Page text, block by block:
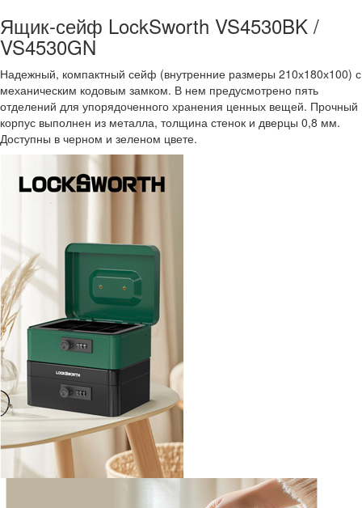
Ящик-сейф LockSworth VS4530BK /
VS4530GN
Надежный, компактный сейф (внутренние размеры 210х180х100) с
механическим кодовым замком. В нем предусмотрено пять
отделений для упорядоченного хранения ценных вещей. Прочный
корпус выполнен из металла, толщина стенок и дверцы 0,8 мм.
Доступны в черном и зеленом цвете.